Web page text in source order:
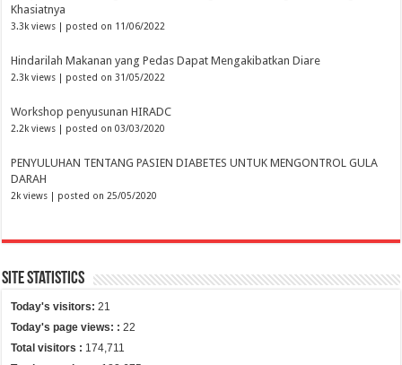
Khasiatnya
3.3k views posted on 11/06/2022
Hindarilah Makanan yang Pedas Dapat Mengakibatkan Diare
2.3k views posted on 31/05/2022
Workshop penyusunan HIRADC
2.2k views posted on 03/03/2020
PENYULUHAN TENTANG PASIEN DIABETES UNTUK MENGONTROL GULA
DARAH
2k views posted on 25/05/2020
Site Statistics
Today's visitors:21
Today's page views: :22
Total visitors : 174,711